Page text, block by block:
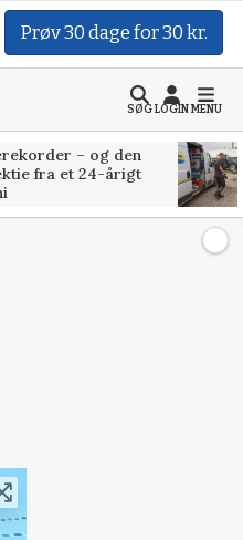
Prøv 30 dage for 30 kr.
SØGLOGINMENU
– og den
fra et 24-årigt